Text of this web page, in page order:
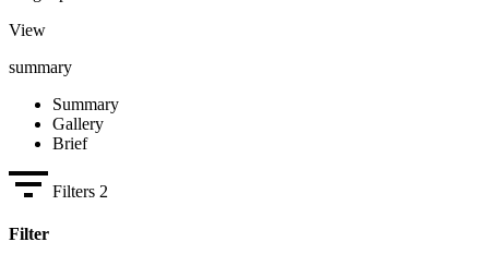
View
summary
Summary
Gallery
Brief
Filters 2
Filter